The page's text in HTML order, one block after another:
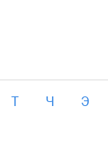
Т Ч Э